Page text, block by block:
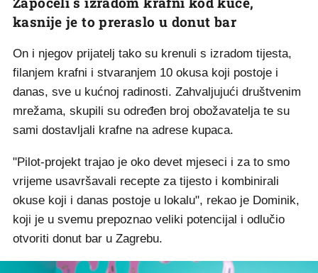
kasnije je to preraslo u donut bar
On i njegov prijatelj tako su krenuli s izradom tijesta,
filanjem krafni i stvaranjem 10 okusa koji postoje i
danas, sve u kućnoj radinosti. Zahvaljujući društvenim
mrežama, skupili su određen broj obožavatelja te su
sami dostavljali krafne na adrese kupaca.
"Pilot-projekt trajao je oko devet mjeseci i za to smo
vrijeme usavršavali recepte za tijesto i kombinirali
okuse koji i danas postoje u lokalu", rekao je Dominik,
koji je u svemu prepoznao veliki potencijal i odlučio
otvoriti donut bar u Zagrebu.